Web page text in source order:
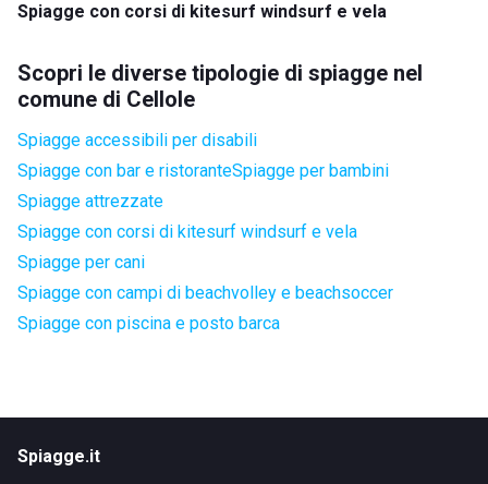
Spiagge con corsi di kitesurf windsurf e vela
Scopri le diverse tipologie di spiagge nel
comune di Cellole
Spiagge accessibili per disabili
Spiagge con bar e ristoranteSpiagge per bambini
Spiagge attrezzate
Spiagge con corsi di kitesurf windsurf e vela
Spiagge per cani
Spiagge con campi di beachvolley e beachsoccer
Spiagge con piscina e posto barca
Spiagge.it